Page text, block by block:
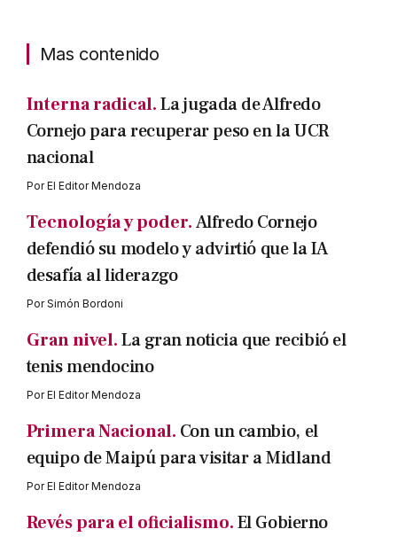
Mas contenido
Interna radical.La jugada de Alfredo
Cornejo para recuperar peso en la UCR
nacional
PorEl Editor Mendoza
Tecnología y poder.Alfredo Cornejo
defendió su modelo y advirtió que la IA
desafía al liderazgo
PorSimón Bordoni
Gran nivel.La gran noticia que recibió el
tenis mendocino
PorEl Editor Mendoza
Primera Nacional. Con un cambio, el
equipo de Maipú para visitar a Midland
PorEl Editor Mendoza
Revés para el oficialismo.El Gobierno